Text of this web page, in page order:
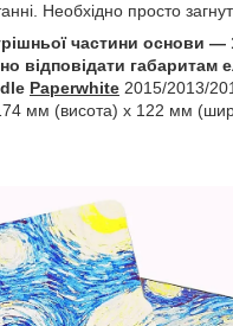
Необхідно просто
частини основи —
відповідати габаритам
Paperwhite 2015/2013/
мм (висота) х 122 мм